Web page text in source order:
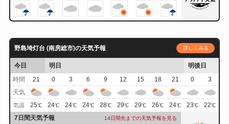
野島埼灯台 (南房総市)の天気予報 詳しくみる
今日 明日
明後日
時間
21 0 3 6 9 12 15 18 21 0
3
天気
気温 25℃ 24℃ 24℃ 24℃ 28℃ 29℃ 29℃ 26℃ 24℃ 23℃ 22℃
7日間天気予報 14日間先までの天気予報を見る